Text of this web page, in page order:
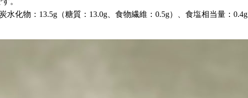
化物：13.5g（糖質：13.0g、食物繊維：0.5g）、食塩相当量：0.4g